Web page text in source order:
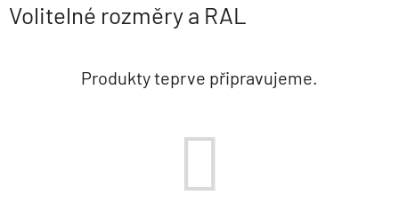
Volitelné rozměry a RAL
Produkty teprve připravujeme.